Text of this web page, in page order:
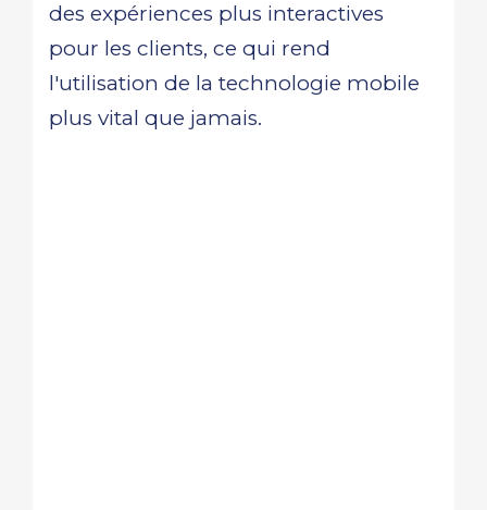
des expériences plus interactives
pour les clients, ce qui rend
l'utilisation de la technologie mobile
plus vital que jamais.